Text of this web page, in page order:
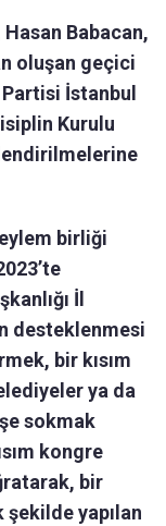
Babacan,
oluşan geçici
İstanbul
Kurulu
birliği
İl
desteklenmesi
bir kısım
ya da
sokmak
kongre
bir
şekilde yapılan